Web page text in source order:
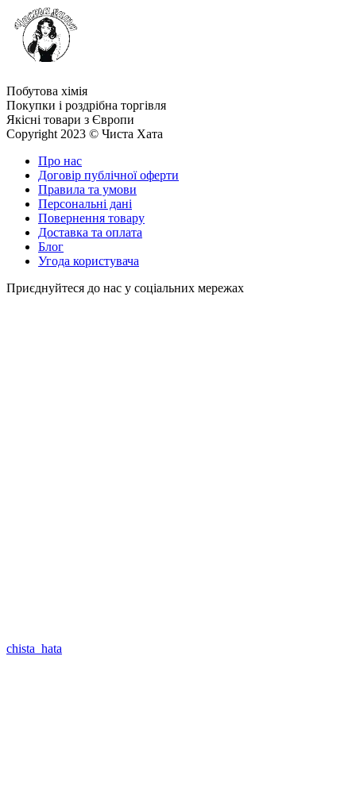
Побутова хімія
Покупки і роздрібна торгівля
Якісні товари з Європи
Copyright 2023 © Чиста Хата
Про нас
Договір публічної оферти
Правила та умови
Персональні дані
Повернення товару
Доставка та оплата
Блог
Угода користувача
Приєднуйтеся до нас у соціальних мережах
chista_hata